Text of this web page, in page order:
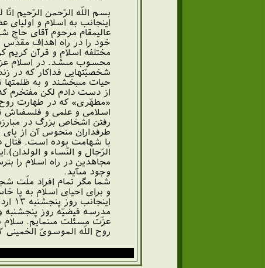
بسم اللّه الرّحمن الرّحيم انّا
اينجانب به اسلام و
عاليمقام مرحوم آقاى
خود را در راه اهداف مقدّس
مختلفه اسلام و قرآن
محسوب مى‏شد. در اسلام
شخصيّتهايى فداكار كه در
حيات مى‏بخشند و به ظلمتها
از دست دادم لكن مفتخرم
«مطهّرى» كه در طهارت روح
اسلامى و علمى و فلسفى‏اش
رفتن اشخاص بزرگ در
طرفداران منحوس آن از پاى
با شهامت بوده است. قتال
الرّجال و النّساء و
مجاهدين در راه اسلام را
وجود مى‏آيد.
شما مگر تمام افراد ملّت
و براى احياى اسلام به پا
مدرسه فيضيّه روز پنجشنبه
عزّت مسئلت مى‏نمايم. سلام
روح اللّه الموسوىّ الخمينى ۱۲/ ۲/ ۵۸